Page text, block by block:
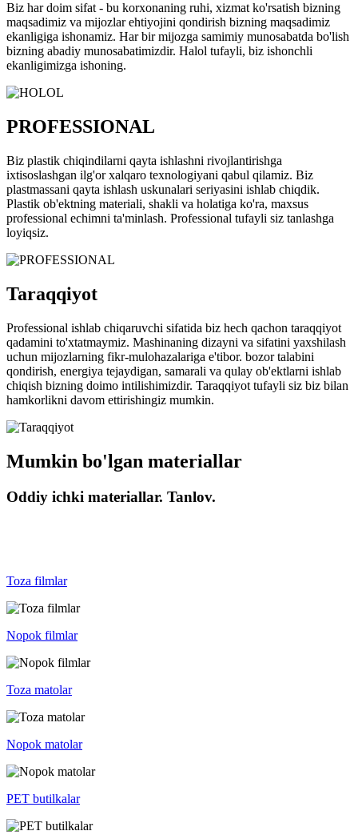
Biz har doim sifat - bu korxonaning ruhi, xizmat ko'rsatish bizning
maqsadimiz va mijozlar ehtiyojini qondirish bizning maqsadimiz
ekanligiga ishonamiz. Har bir mijozga samimiy munosabatda bo'lish
bizning abadiy munosabatimizdir. Halol tufayli, biz ishonchli
ekanligimizga ishoning.
PROFESSIONAL
Biz plastik chiqindilarni qayta ishlashni rivojlantirishga
ixtisoslashgan ilg'or xalqaro texnologiyani qabul qilamiz. Biz
plastmassani qayta ishlash uskunalari seriyasini ishlab chiqdik.
Plastik ob'ektning materiali, shakli va holatiga ko'ra, maxsus
professional echimni ta'minlash. Professional tufayli siz tanlashga
loyiqsiz.
Taraqqiyot
Professional ishlab chiqaruvchi sifatida biz hech qachon taraqqiyot
qadamini to'xtatmaymiz. Mashinaning dizayni va sifatini yaxshilash
uchun mijozlarning fikr-mulohazalariga e'tibor. bozor talabini
qondirish, energiya tejaydigan, samarali va qulay ob'ektlarni ishlab
chiqish bizning doimo intilishimizdir. Taraqqiyot tufayli siz biz bilan
hamkorlikni davom ettirishingiz mumkin.
Mumkin bo'lgan materiallar
Oddiy ichki materiallar. Tanlov.
Toza filmlar
Nopok filmlar
Toza matolar
Nopok matolar
PET butilkalar